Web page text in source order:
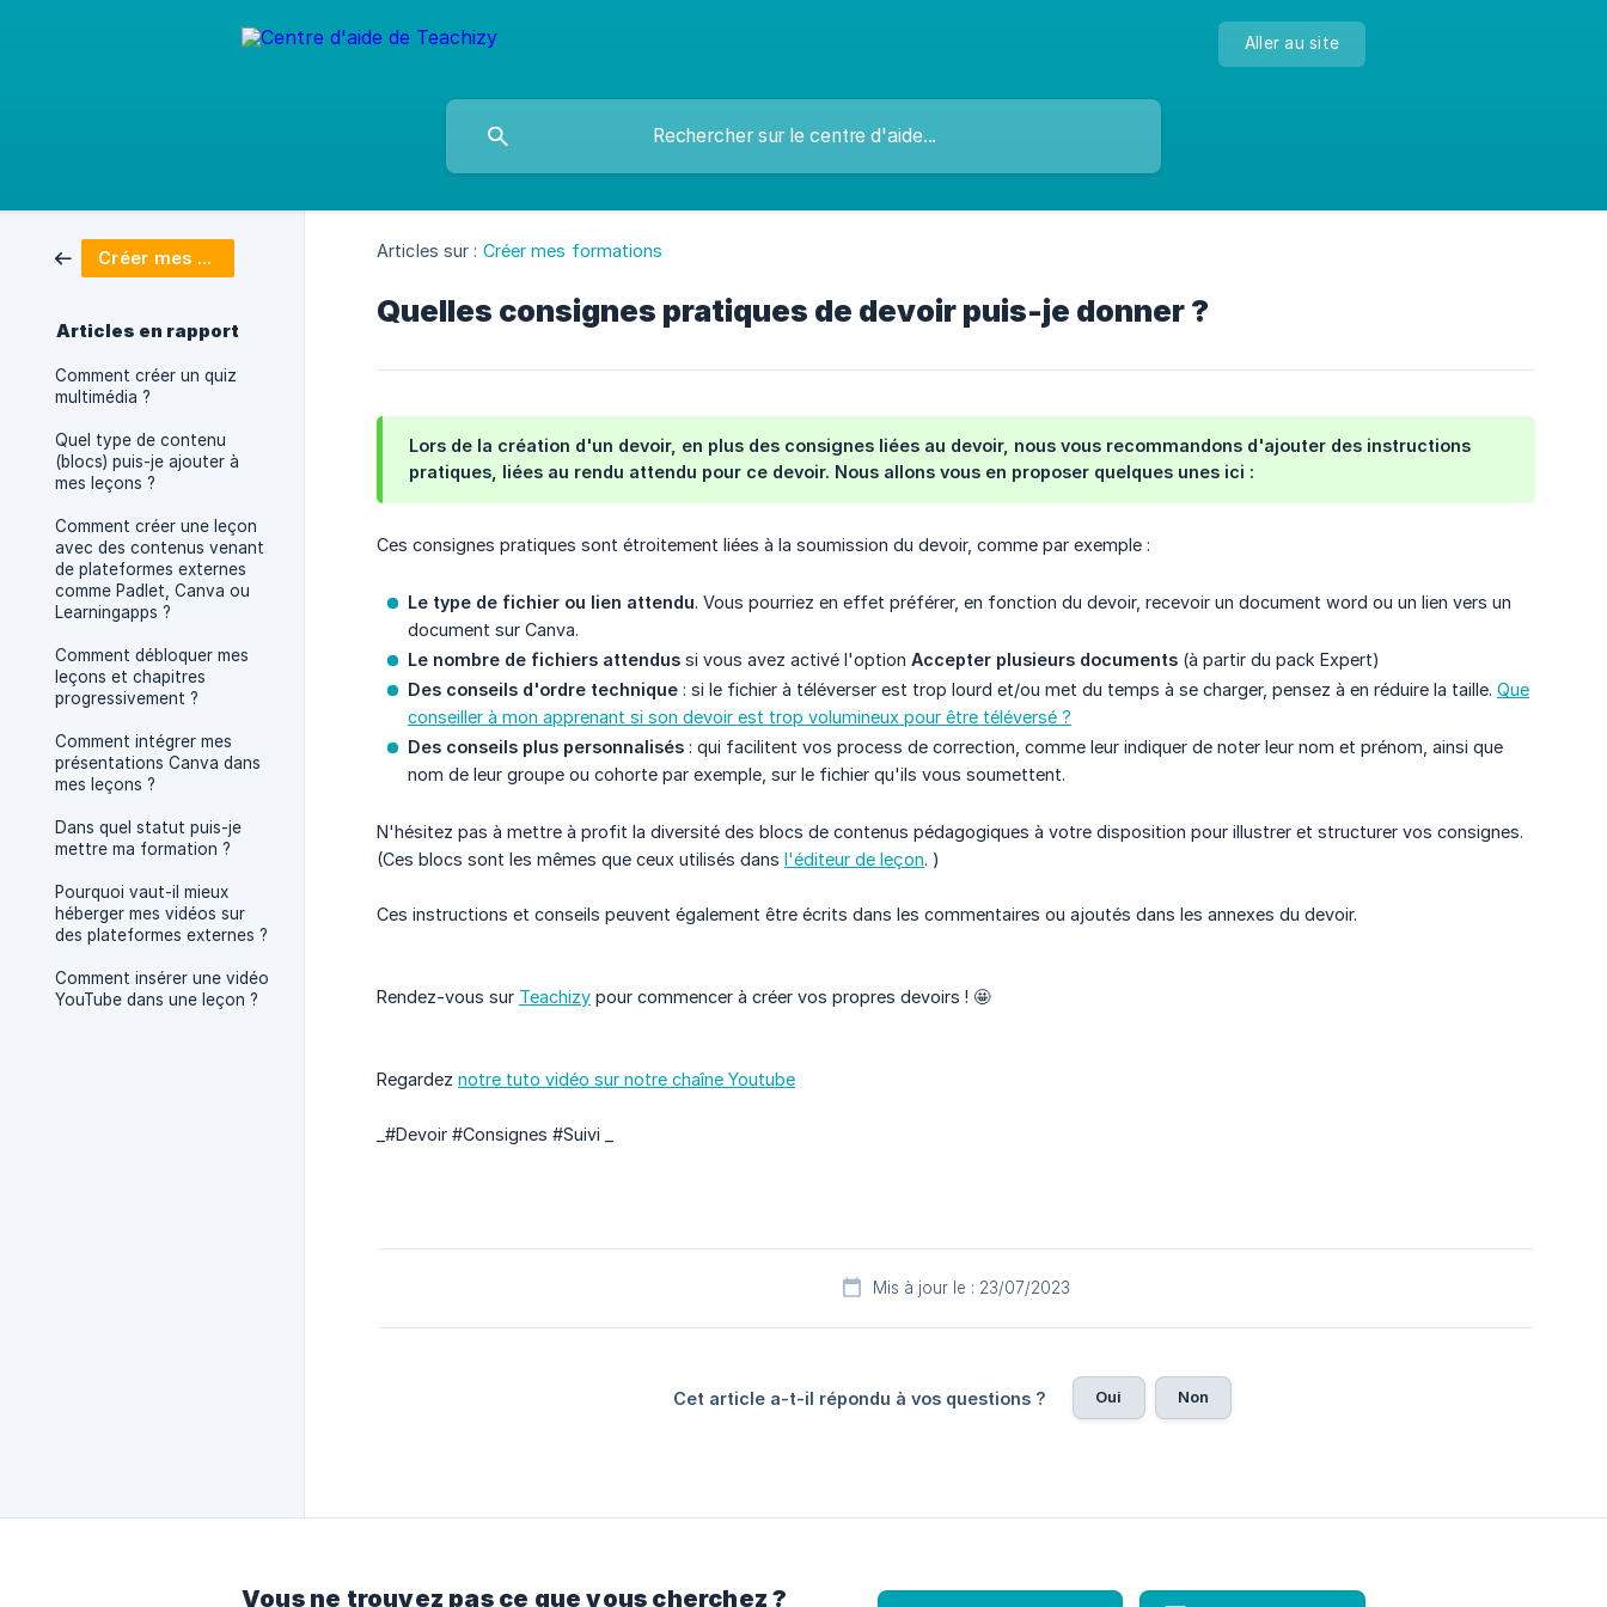
Aller au site
Créer mes formations
Articles en rapport
Comment créer un quiz
multimédia ?
Quel type de contenu
(blocs) puis-je ajouter à
mes leçons ?
Comment créer une leçon
avec des contenus venant
de plateformes externes
comme Padlet, Canva ou
Learningapps ?
Comment débloquer mes
leçons et chapitres
progressivement ?
Comment intégrer mes
présentations Canva dans
mes leçons ?
Dans quel statut puis-je
mettre ma formation ?
Pourquoi vaut-il mieux
héberger mes vidéos sur
des plateformes externes ?
Comment insérer une vidéo
YouTube dans une leçon ?
Articles sur : Créer mes formations
Quelles consignes pratiques de devoir puis-je donner ?
Lors de la création d'un devoir, en plus des consignes liées au devoir, nous vous recommandons d'ajouter des instructions
pratiques, liées au rendu attendu pour ce devoir. Nous allons vous en proposer quelques unes ici :
Ces consignes pratiques sont étroitement liées à la soumission du devoir, comme par exemple :
Le type de fichier ou lien attendu. Vous pourriez en effet préférer, en fonction du devoir, recevoir un document word ou un lien vers un
document sur Canva.
Le nombre de fichiers attendus si vous avez activé l'option Accepter plusieurs documents (à partir du pack Expert)
Des conseils d'ordre technique : si le fichier à téléverser est trop lourd et/ou met du temps à se charger, pensez à en réduire la taille. Que
conseiller à mon apprenant si son devoir est trop volumineux pour être téléversé ?
Des conseils plus personnalisés : qui facilitent vos process de correction, comme leur indiquer de noter leur nom et prénom, ainsi que
nom de leur groupe ou cohorte par exemple, sur le fichier qu'ils vous soumettent.
N'hésitez pas à mettre à profit la diversité des blocs de contenus pédagogiques à votre disposition pour illustrer et structurer vos consignes.
(Ces blocs sont les mêmes que ceux utilisés dans l'éditeur de leçon. )
Ces instructions et conseils peuvent également être écrits dans les commentaires ou ajoutés dans les annexes du devoir.
Rendez-vous sur Teachizy pour commencer à créer vos propres devoirs ! 🤩
Regardez notre tuto vidéo sur notre chaîne Youtube
_#Devoir #Consignes #Suivi _
Mis à jour le : 23/07/2023
Cet article a-t-il répondu à vos questions ? Oui Non
Vous ne trouvez pas ce que vous cherchez ?